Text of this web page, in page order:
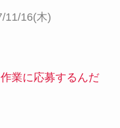
11/16(木)
業に応募するんだ